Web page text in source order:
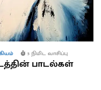
5 நிமிட வாசிப்பு
பாடல்கள்